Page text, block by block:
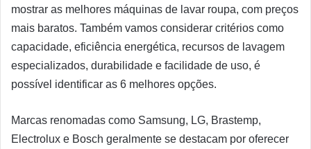
mostrar as melhores máquinas de lavar roupa, com preços
mais baratos. Também vamos considerar critérios como
capacidade, eficiência energética, recursos de lavagem
especializados, durabilidade e facilidade de uso, é
possível identificar as 6 melhores opções.
Marcas renomadas como Samsung, LG, Brastemp,
Electrolux e Bosch geralmente se destacam por oferecer